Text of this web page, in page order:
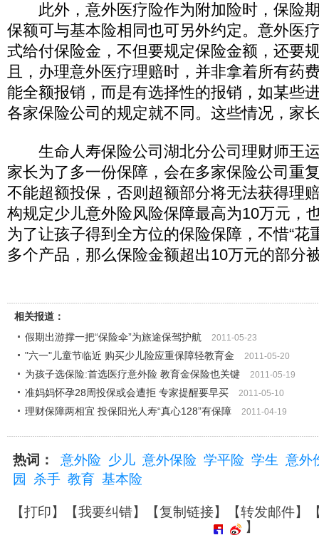
此外，意外医疗险作为附加险时，保险
保额可与基本险相同也可另外约定。意外医
式给付保险金，不但要规定保险金额，还要
且，办理意外医疗理赔时，并非拿着所有药
能全额报销，而是有选择性的报销，如某些
各家保险公司的规定就不同。这些情况，家
生命人寿保险公司湖北分公司理财师王
家长为了多一份保障，会在多家保险公司重
不能超额投保，否则超额部分将无法获得理
构规定少儿意外险风险保障最高为10万元，
为了让孩子得到全方位的保险保障，不惜“花
多个产品，那么保险金额超出10万元的部分
相关报道：
假期出游撑一把“保险伞”为旅途保驾护航
2011-05-23
"六一"儿童节临近 购买少儿险应重保障轻教育金 2011-05-20
为孩子选保险:首选医疗意外险 教育金保险也关键 2011-05-19
准妈妈怀孕28周投保或会遭拒 专家提醒要早买 2011-05-10
理财保障两相宜 投保阳光人寿“真心128”有保障 2011-04-19
热词： 意外险 少儿 意外保险 学平险 学生 意外
园
杀手 教育 基本险
【打印】【我要纠错】【复制链接】【转发邮件】
】